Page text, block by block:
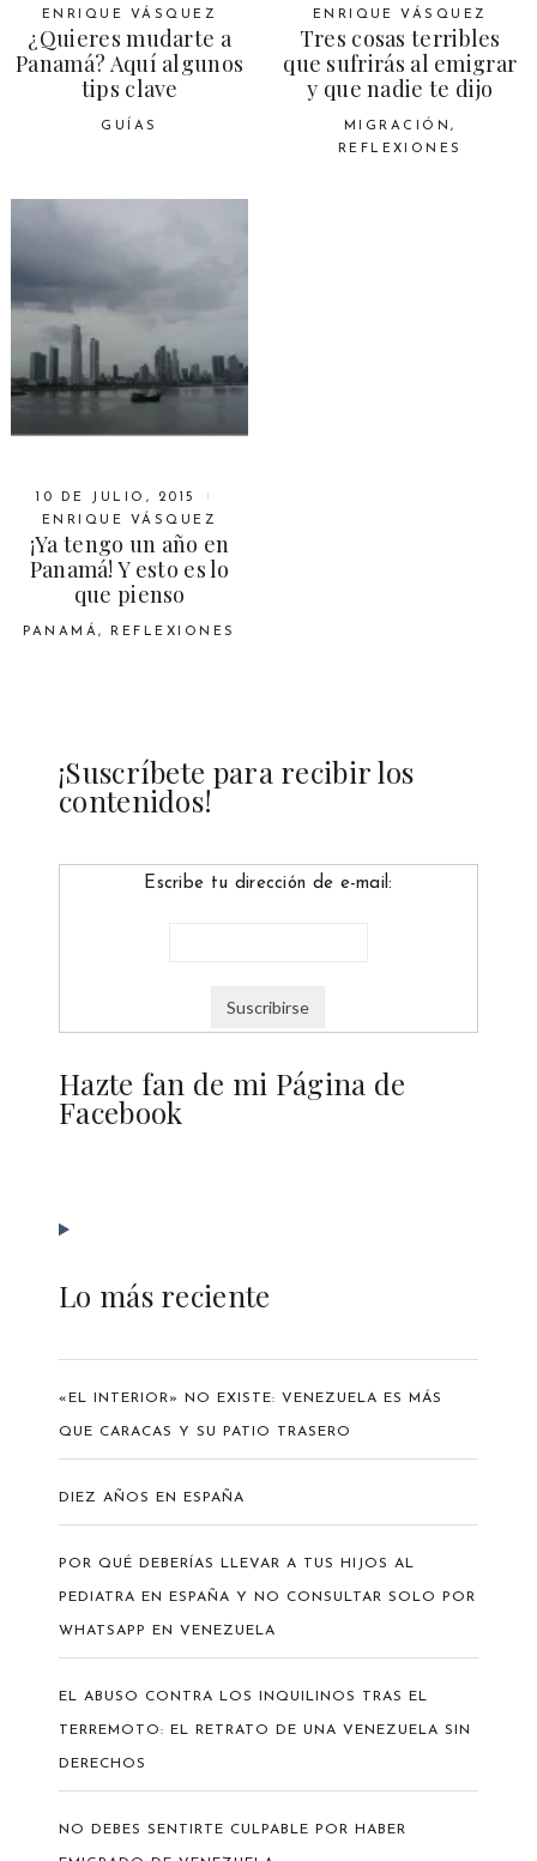
ENRIQUE VÁSQUEZ
¿Quieres mudarte a
Panamá? Aquí algunos
tips clave
GUÍAS
ENRIQUE VÁSQUEZ
Tres cosas terribles
que sufrirás al emigrar
y que nadie te dijo
MIGRACIÓN,
REFLEXIONES
10 DE JULIO, 2015
ENRIQUE VÁSQUEZ
¡Ya tengo un año en
Panamá! Y esto es lo
que pienso
PANAMÁ, REFLEXIONES
¡Suscríbete para recibir los
contenidos!
Escribe tu dirección de e-mail:
Hazte fan de mi Página de
Facebook
Lo más reciente
«EL INTERIOR» NO EXISTE: VENEZUELA ES MÁS
QUE CARACAS Y SU PATIO TRASERO
DIEZ AÑOS EN ESPAÑA
POR QUÉ DEBERÍAS LLEVAR A TUS HIJOS AL
PEDIATRA EN ESPAÑA Y NO CONSULTAR SOLO POR
WHATSAPP EN VENEZUELA
EL ABUSO CONTRA LOS INQUILINOS TRAS EL
TERREMOTO: EL RETRATO DE UNA VENEZUELA SIN
DERECHOS
NO DEBES SENTIRTE CULPABLE POR HABER